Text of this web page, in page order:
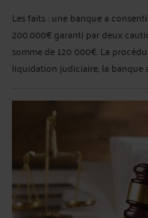
Les faits : une banque a
200.000€ garanti par deux
somme de 120 000€. La
liquidation judiciaire, la banque